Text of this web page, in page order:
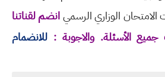
الامتحان الوزاري الرسميانضم لقناتنا
الأسئلة. والاجوبة : للانضمام